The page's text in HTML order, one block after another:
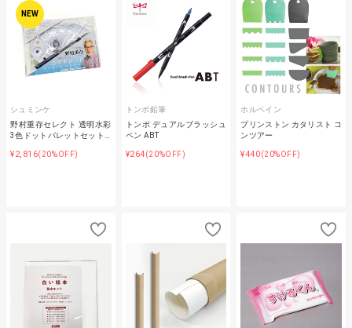
NEW
シュミンケ
野村重存セレクト 透明水彩
3色ドットパレットセット…
¥2,816(20%OFF)
トンボ鉛筆
トンボ デュアルブラッシュ
ペン ABT
¥264(20%OFF)
ホルベイン
プリンストン カタリスト コ
ンツアー
¥440(20%OFF)